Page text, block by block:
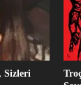
Sizleri